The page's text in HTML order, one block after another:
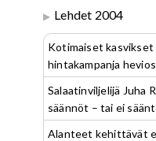
Lehdet 2004
Kotimaiset kasvikset
hintakampanja
Salaatinviljelijä Juha
säännöt – tai ei
Alanteet kehittävät